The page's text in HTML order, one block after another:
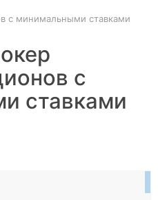
с минимальными ставками
с
ставками